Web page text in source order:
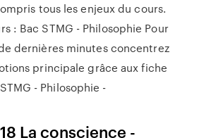
tous les enjeux du cours.
: Bac STMG - Philosophie Pour
dernières minutes concentrez
principale grâce aux fiche
- Philosophie -
La conscience -